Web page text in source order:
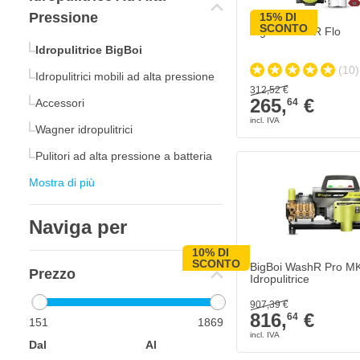
Pressione
Idropulitrice BigBoi
Idropulitrici mobili ad alta pressione
Accessori
Wagner idropulitrici
Pulitori ad alta pressione a batteria
Mostra di più
Naviga per
Prezzo
151
1869
Dal
Al
15% DI
SCONTO
BigBoi WashR Flo
(10)
312,52€
265,64€
10% DI
SCONTO
BigBoi WashR Pro
Idropulitrice
Il prezzo dipende
907,39€
816,64€